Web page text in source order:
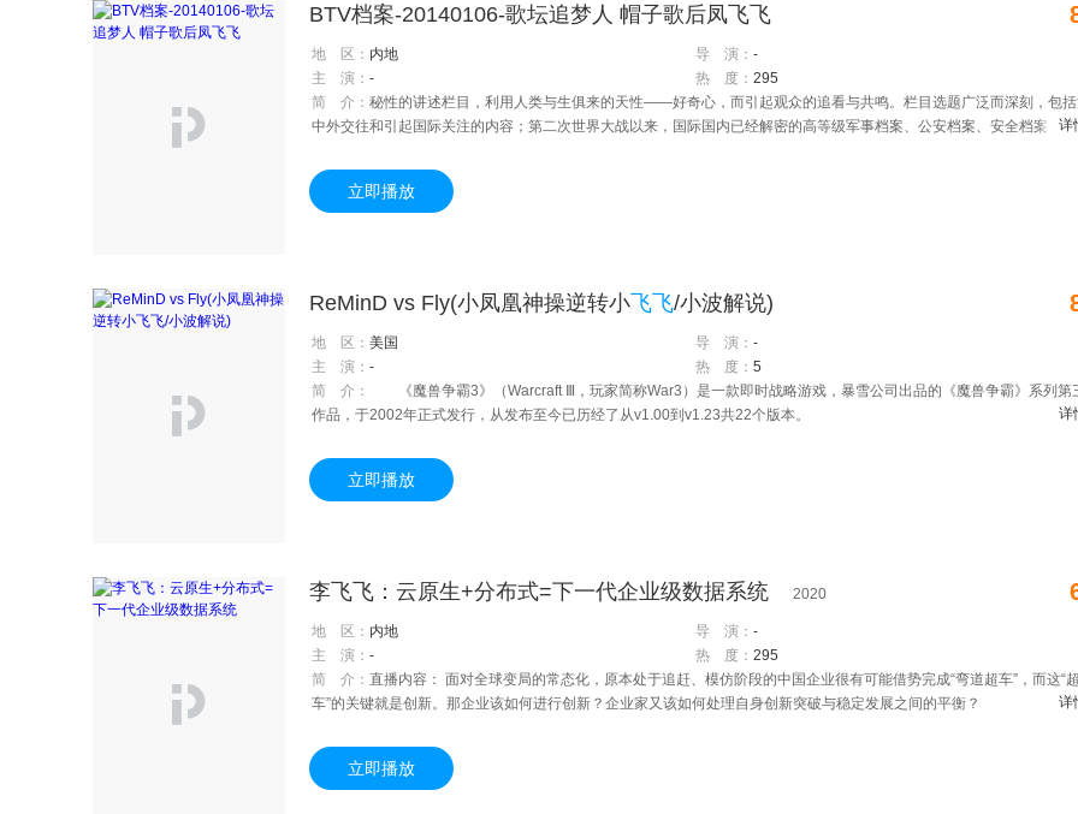
BTV档案-20140106-歌坛追梦人 帽子歌后凤飞飞
地 区： 内地 导 演： -
主 演： - 热 度： 295
简 介： 秘性的讲述栏目，利用人类与生俱来的天性——好奇心，而引起观众的追看与共鸣。栏目选题广泛而深刻，包
中外交往和引起国际关注的内容；第二次世界大战以来，国际国内已经解密的高等级军事档案、公安档案、安全档案；
个惊人的事件和传奇背后的真实故事。<BR>来源：北京电视台
详
立即播放
ReMinD vs Fly(小凤凰神操逆转小 飞飞/小波解说)
地 区： 美国 导 演： -
主 演： - 热 度： 5
简 介：
《魔兽争霸3》（Warcraft Ⅲ，玩家简称War3）是一款即时战略游戏，暴雪公司出品的《魔兽争霸》系列第
作品，于2002年正式发行，从发布至今已历经了从v1.00到v1.23共22个版本。
详
立即播放
李飞飞：云原生+分布式=下一代企业级数据系统 2020
地 区： 内地 导 演： -
主 演： - 热 度： 295
简 介： 直播内容： 面对全球变局的常态化，原本处于追赶、模仿阶段的中国企业很有可能借势完成“弯道超车”，而这“
车”的关键就是创新。那企业该如何进行创新？企业家又该如何处理自身创新突破与稳定发展之间的平衡？
详
立即播放